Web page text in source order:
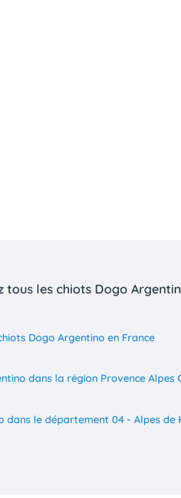
tous les chiots Dogo
Dogo Argentino en France
dans la région Provence Alpes
dans le département 04 - Alpes de